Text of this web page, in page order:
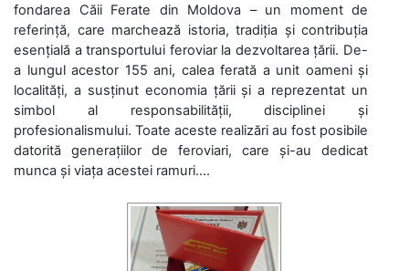
fondarea Căii Ferate din Moldova – un moment de
referință, care marchează istoria, tradiția și contribuția
esențială a transportului feroviar la dezvoltarea țării. De-
a lungul acestor 155 ani, calea ferată a unit oameni și
localități, a susținut economia țării și a reprezentat un
simbol al responsabilității, disciplinei și
profesionalismului. Toate aceste realizări au fost posibile
datorită generațiilor de feroviari, care și-au dedicat
munca și viața acestei ramuri....